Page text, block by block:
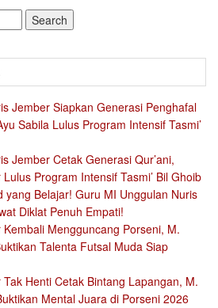
Jember Siapkan Generasi Penghafal
Sabila Lulus Program Intensif Tasmi’
Jember Cetak Generasi Qur’ani,
Program Intensif Tasmi’ Bil Ghoib
yang Belajar! Guru MI Unggulan Nuris
Diklat Penuh Empati!
Mengguncang Porseni, M.
Talenta Futsal Muda Siap
Henti Cetak Bintang Lapangan, M.
Mental Juara di Porseni 2026